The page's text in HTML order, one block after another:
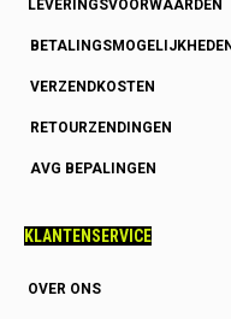
LEVERINGSVOORWAARDEN
VERZENDKOSTEN
RETOURZENDINGEN
AVG BEPALINGEN
KLANTENSERVICE
OVER ONS